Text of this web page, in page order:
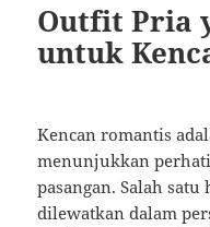
Outfit Pria
untuk
Kencan romantis
menunjukkan
pasangan. Salah
dilewatkan dalam